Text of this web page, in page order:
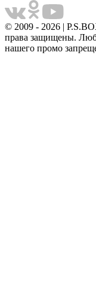
© 2009 - 2026 |
права защищены.
нашего промо